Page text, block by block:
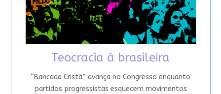
Teocracia à brasileira
“Bancada Cristã” avança no Congresso enquanto
partidos progressistas esquecem movimentos